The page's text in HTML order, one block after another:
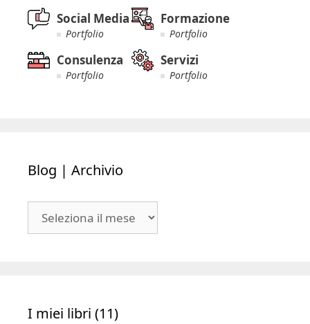
Social Media
Portfolio
Formazione
Portfolio
Consulenza
Portfolio
Servizi
Portfolio
Blog | Archivio
I miei libri (11)